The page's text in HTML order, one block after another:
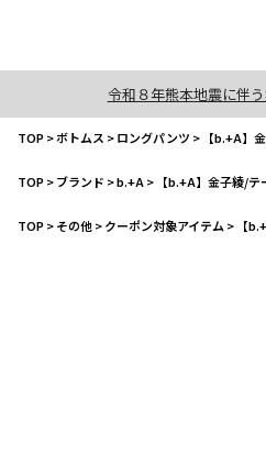
令和８年熊本地震に伴
TOP>ボトムス >ロングパンツ > 【b.+A】
TOP>ブランド >b.+A> 【b.+A】金子綾/
TOP>その他>クーポン対象アイテム > 【